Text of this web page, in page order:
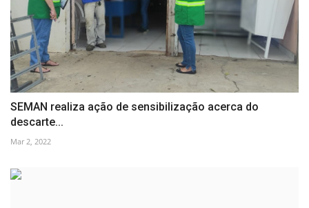
SEMAN realiza ação de sensibilização acerca do
descarte...
Mar 2, 2022